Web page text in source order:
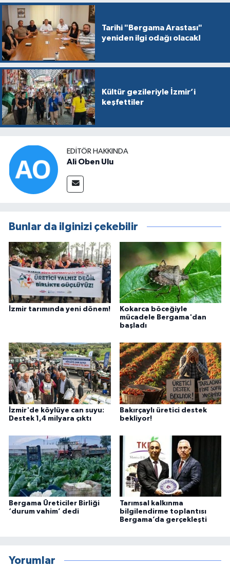
Tarihi "Bergama Arastası"
yeniden ilgi odağı olacak!
Kültür gezileriyle İzmir’i
keşfettiler
EDITÖR HAKKINDA
Ali Oben Ulu
Bunlar da ilginizi çekebilir
İzmir tarımında yeni dönem!
Kokarca böceğiyle
mücadele Bergama'dan
başladı
İzmir'de köylüye can suyu:
Destek 1,4 milyara çıktı
Bakırçaylı üretici destek
bekliyor!
Bergama Üreticiler Birliği
‘durum vahim’ dedi
Tarımsal kalkınma
bilgilendirme toplantısı
Bergama’da gerçekleşti
Yorumlar